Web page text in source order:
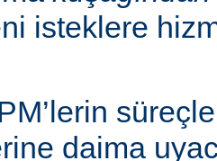
isteklere
daima